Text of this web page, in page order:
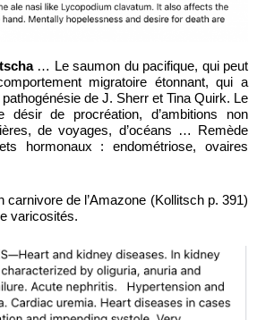
… Le saumon du pacifique, qui peut
migratoire étonnant, qui a
pathogénésie de J. Sherr et Tina Quirk. Le
désir de procréation, d’ambitions non
de voyages, d’océans … Remède
hormonaux : endométriose, ovaires
de l’Amazone (Kollitsch p. 391)
varicosités.